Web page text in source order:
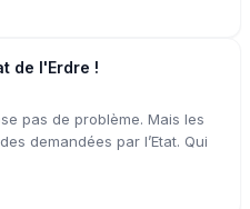
de l'Erdre !
pas de problème. Mais les
demandées par l’Etat. Qui